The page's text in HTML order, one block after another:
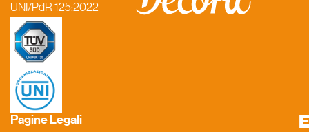
UNI/PdR 125:2022
Pagine Legali